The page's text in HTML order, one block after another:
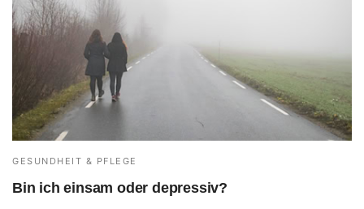
GESUNDHEIT & PFLEGE
Bin ich einsam oder depressiv?